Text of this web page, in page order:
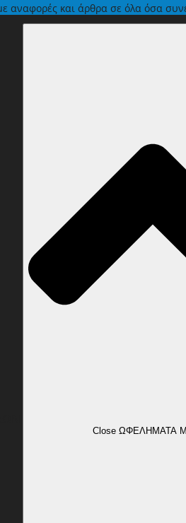
αναφορές και άρθρα σε όλα όσα
Close ΩΦΕΛΗΜΑΤΑ